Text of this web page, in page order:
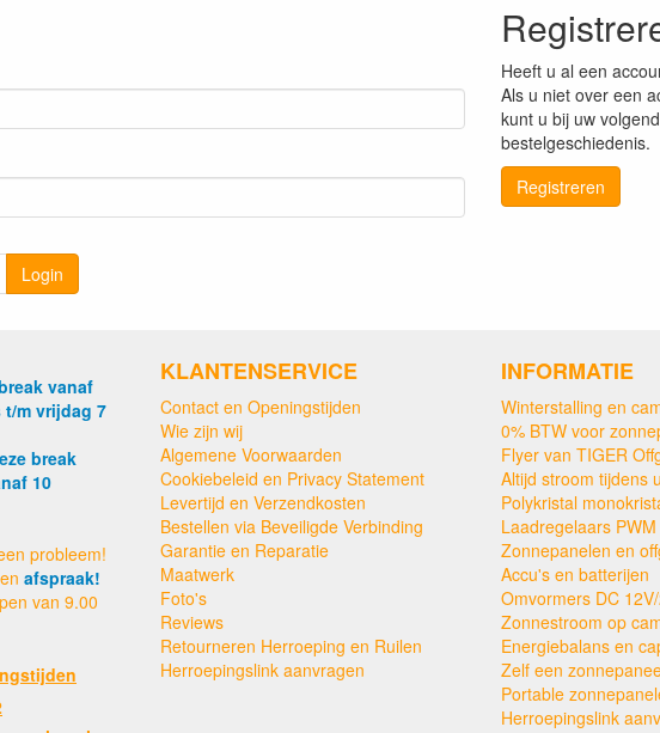
Login
Heeft u al een
Als u niet over een
kunt u bij uw
bestelgeschiedenis.
Registreren
vanaf
m vrijdag 7
break
10
probleem!
afspraak!
van 9.00
KLANTENSERVICE
Contact en Openingstijden
Wie zijn wij
Algemene Voorwaarden
Cookiebeleid en Privacy Statement
Levertijd en Verzendkosten
Bestellen via Beveiligde Verbinding
Garantie en Reparatie
Maatwerk
Foto's
Reviews
Retourneren Herroeping en Ruilen
Herroepingslink aanvragen
INFORMATIE
Winterstalling en
0% BTW voor
Flyer van TIGER
Altijd stroom tijdens
Polykristal
Laadregelaars
Zonnepanelen en
Accu's en batterijen
Omvormers DC
Zonnestroom op
Energiebalans en
Zelf een
Portable
Herroepingslink